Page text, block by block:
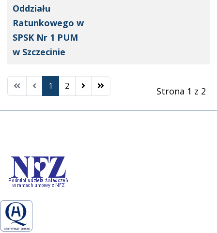
Oddziału
Ratunkowego w
SPSK Nr 1 PUM
w Szczecinie
Strona 1 z 2
1 2